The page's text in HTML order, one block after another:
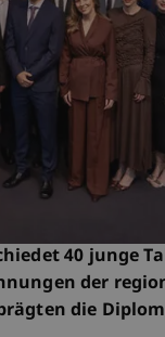
40 junge
der
die